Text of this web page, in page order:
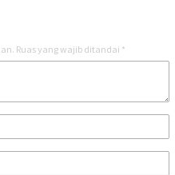
Ruas yang wajib ditandai *